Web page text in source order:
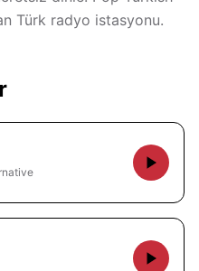
Türk radyo istasyonu.